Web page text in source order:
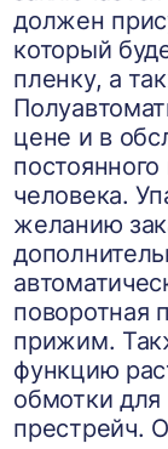
должен
который
пленку, а
цене и в
человека.
желанию
поворотная
прижим.
функцию
обмотки
престрейч.